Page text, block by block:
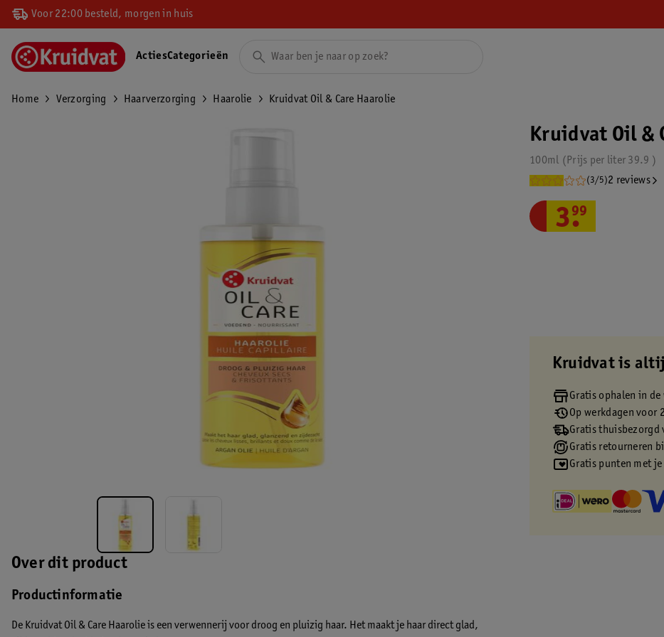
Voor 22:00 besteld, morgen in huis
ActiesCategorieën
Home Verzorging Haarverzorging Haarolie Kruidvat Oil & Care Haarolie
Over dit product
Productinformatie
De Kruidvat Oil & Care Haarolie is een verwennerij voor droog en pluizig haar. Het maakt je haar direct glad,
Kruidvat Oil &
100ml 39.9
Prijs per liter
(3/5)2 reviews
3.
99
Kruidvat is
Gratis ophalen in de
Op werkdagen voor
Gratis thuisbezorgd
Gratis retourneren
Gratis punten met